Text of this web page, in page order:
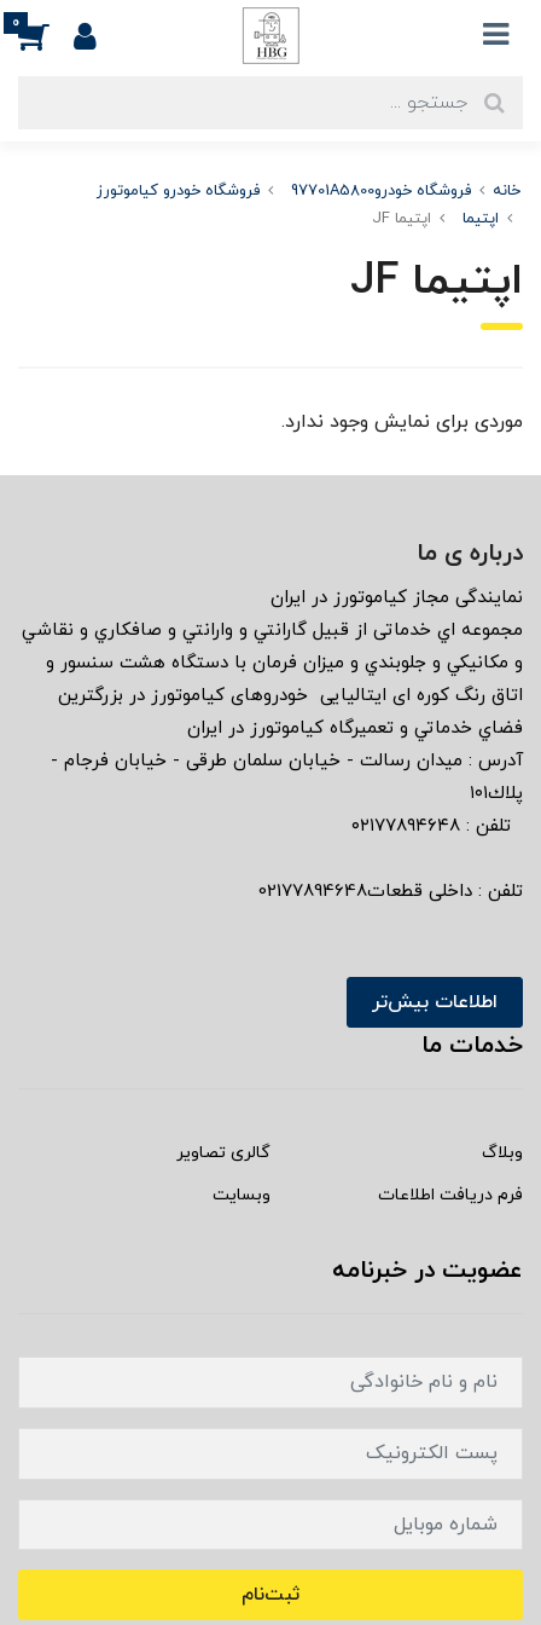
0
خانه فروشگاه خودرو97701A5800
فروشگاه خودرو کیاموتورز
اپتیما
اپتیما JF
اپتیما JF
موردی برای نمایش وجود ندارد.
درباره ی ما
نمايندگى مجاز كياموتورز در ايران
مجموعه اي خدماتى از قبيل گارانتي و وارانتي و صافكاري و نقاشي
و مكانيكي و جلوبندي و ميزان فرمان با دستگاه هشت سنسور و
اتاق رنگ كوره اى ايتاليايى خودروهاى كياموتورز در بزرگترين
فضاي خدماتي و تعميرگاه كياموتورز در ايران
آدرس : ميدان رسالت - خيابان سلمان طرقى - خيابان فرجام -
پلاك١٠١
تلفن : ٠٢١٧٧٨٩٤٦٤٨
تلفن : داخلی قطعات02177894648
اطلاعات بیش‌تر
خدمات ما
وبلاگ
گالری تصاویر
فرم دریافت اطلاعات
وبسایت
عضویت در خبرنامه
ثبت‌نام